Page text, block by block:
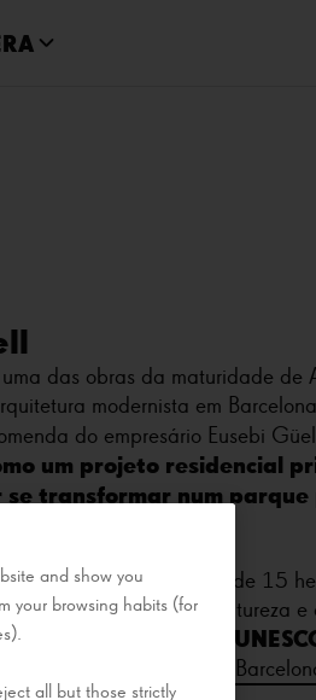
das obras da maturidade de
modernista em
do empresário Eusebi
um projeto residencial
se transformar num parque
uma área aproximada de 15
engenharia, natureza e
Mundial pela
Gaudí mais visitados em
and show you
your browsing habits (for
all but those strictly